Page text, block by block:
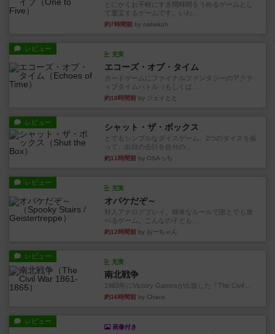
とにかくお手軽にすき間時間をうめるゲームとし
て重宝するゲームです。いわ...
約7時間前 by nabekoh
レビュー
充実
エコーズ・オブ・タイム
カードゲームにファイナルファンタジーのアクテ
ィブタイムバトル（もしくは...
約10時間前 by ジェイとと
レビュー シャット・ザ・ボックス
とてもシンプルなダイスゲーム。2つのダイスを振
って、出目の合計を自分の...
約11時間前 by OSAっち
レビュー
充実
オバケだぞ～
対人アナログプレイ。簡単なルールで誰とでも遊
べるゲーム。こんなの子ども...
約12時間前 by おーちゃん
レビュー
充実
南北戦争
1983年にVictory Gamesが出版した『The Civil ...
約16時間前 by Chaco
レビュー
画像付き